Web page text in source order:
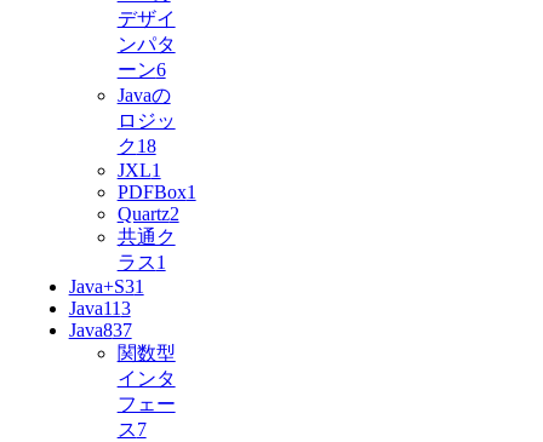
デザイ
ンパタ
ーン6
Javaの
ロジッ
ク18
JXL1
PDFBox1
Quartz2
共通ク
ラス1
Java+S31
Java113
Java837
関数型
インタ
フェー
ス7